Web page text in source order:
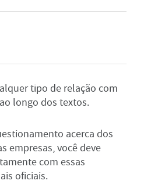
tipo de relação com
longo dos textos.
acerca dos
empresas, você deve
com essas
oficiais.